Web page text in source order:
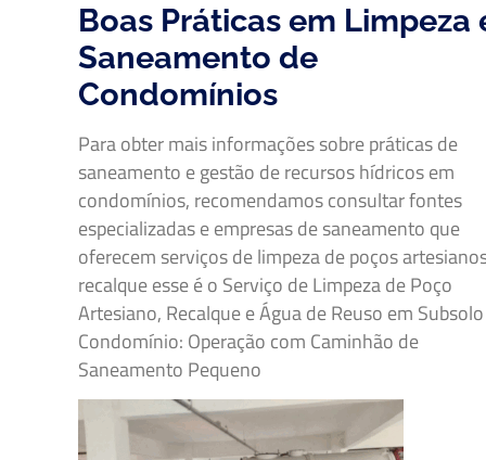
Boas Práticas em Limpeza
Saneamento de
Condomínios
Para obter mais informações sobre práticas de
saneamento e gestão de recursos hídricos em
condomínios, recomendamos consultar fontes
especializadas e empresas de saneamento que
oferecem serviços de limpeza de poços
recalque esse é o Serviço de Limpeza de Poço
Artesiano, Recalque e Água de Reuso em
Condomínio: Operação com Caminhão de
Saneamento Pequeno